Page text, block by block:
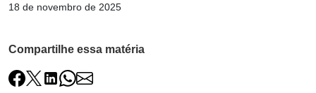
18 de novembro de 2025
Compartilhe essa matéria